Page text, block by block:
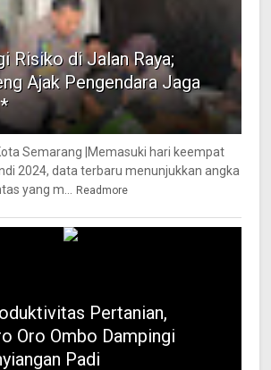
Risiko di Jalan Raya;
Ajak Pengendara Jaga
Semarang |Memasuki hari keempat
2024, data terbaru menunjukkan angka
yang m...
Readmore
Pertanian,
Oro Ombo Dampingi
Padi